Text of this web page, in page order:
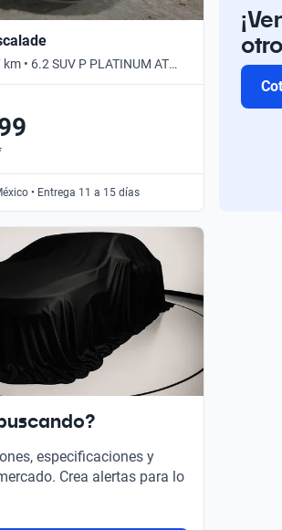
• 6.2 SUV P PLATINUM AT
• Entrega 11 a 15 días
especificaciones y
Crea alertas para lo